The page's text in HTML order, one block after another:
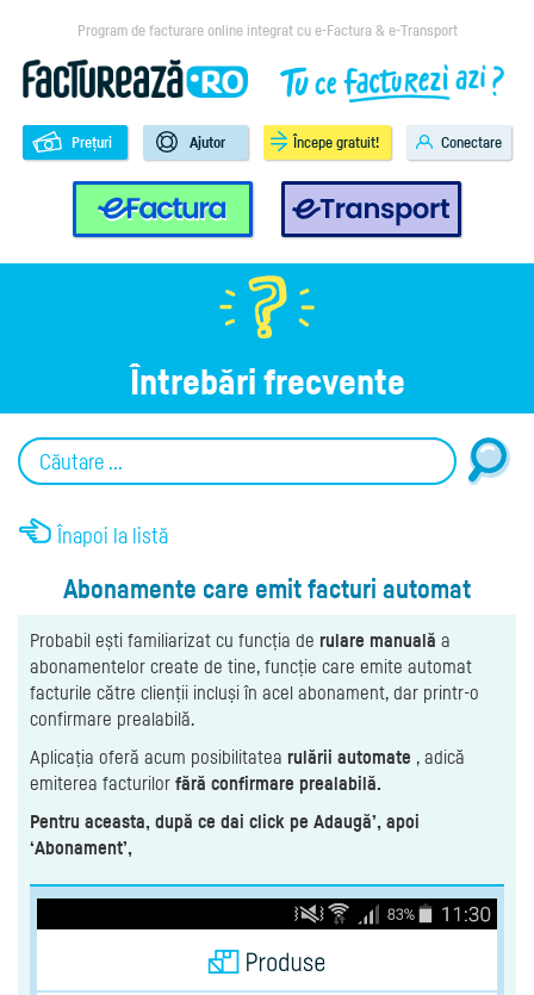
Program de facturare online integrat cu e-Factura & e-Transport
e-Factura e-Transport
Prețuri Ajutor Începe gratuit! Conectare
Întrebări frecvente
Înapoi la listă
Abonamente care emit facturi automat
Probabil ești familiarizat cu funcția de rulare manuală a
abonamentelor create de tine, funcție care emite automat
facturile către clienții incluși în acel abonament, dar printr-o
confirmare prealabilă.
Aplicația oferă acum posibilitatea rulării automate , adică
emiterea facturilor fără confirmare prealabilă.
Pentru aceasta, după ce dai click pe Adaugă’, apoi
‘Abonament’,